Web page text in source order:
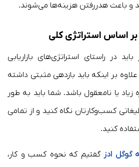
و باعث هدررفتن هزینه‌ها می‌شوند.
بر اساس استراتژی کلی
در راستای استراتژی‌های بازاریابی
بر اینکه باید بازدهی مثبتی داشته
زیاد یا نامعقول باشد. شما باید به طور
کسب‌وکارتان نگاه کنید و از تمامی
کنید.
گوگل ادز گفتیم که نحوه کسب و کار،